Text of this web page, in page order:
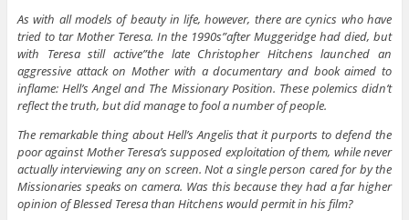
As with all models of beauty in life, however, there are cynics who have
tried to tar Mother Teresa. In the 1990s”after Muggeridge had died, but
with Teresa still active”the late Christopher Hitchens launched an
aggressive attack on Mother with a documentary and book aimed to
inflame: Hell’s Angel and The Missionary Position. These polemics didn’t
reflect the truth, but did manage to fool a number of people.
The remarkable thing about Hell’s Angelis that it purports to defend the
poor against Mother Teresa’s supposed exploitation of them, while never
actually interviewing any on screen. Not a single person cared for by the
Missionaries speaks on camera. Was this because they had a far higher
opinion of Blessed Teresa than Hitchens would permit in his film?